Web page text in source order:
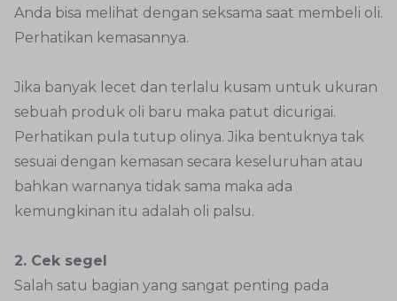
Anda bisa melihat dengan seksama saat membeli oli.
Perhatikan kemasannya.
Jika banyak lecet dan terlalu kusam untuk ukuran
sebuah produk oli baru maka patut dicurigai.
Perhatikan pula tutup olinya. Jika bentuknya tak
sesuai dengan kemasan secara keseluruhan atau
bahkan warnanya tidak sama maka ada
kemungkinan itu adalah oli palsu.
2. Cek segel
Salah satu bagian yang sangat penting pada